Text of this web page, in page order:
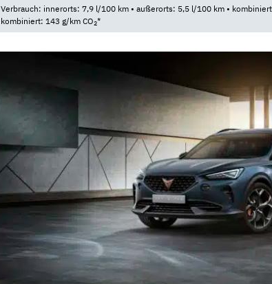
Verbrauch: innerorts: 7,9 l/100 km • außerorts: 5,5 l/100 km •
kombiniert: 143 g/km CO2*